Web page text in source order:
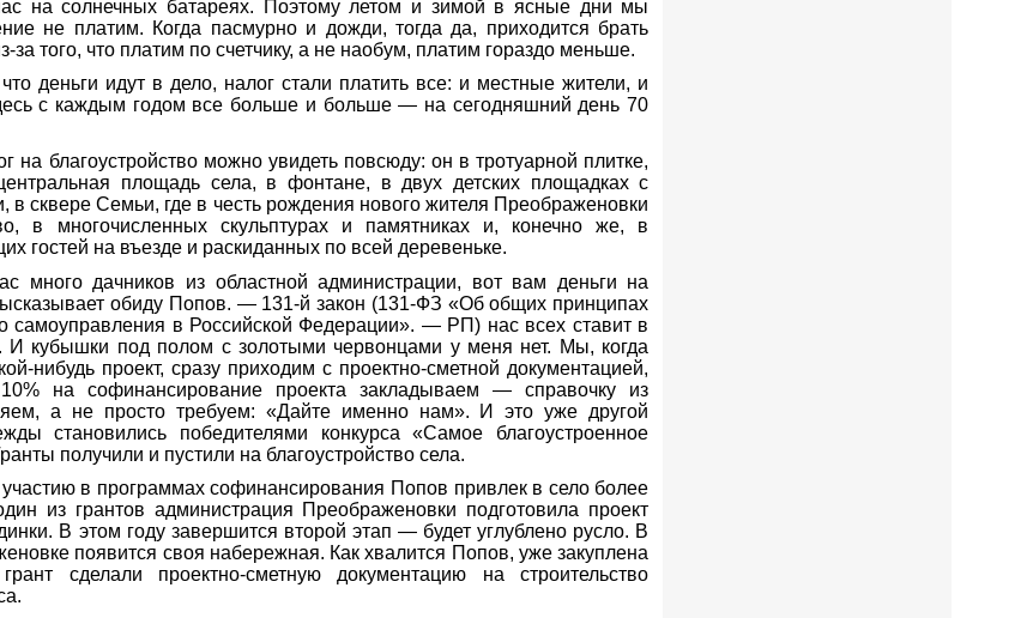
на солнечных батареях. Поэтому летом и зимой в ясные дни мы
не платим. Когда пасмурно и дожди, тогда да, приходится брать
за того, что платим по счетчику, а не наобум, платим гораздо меньше.
деньги идут в дело, налог стали платить все: и местные жители, и
с каждым годом все больше и больше — на сегодняшний день 70
на благоустройство можно увидеть повсюду: он в тротуарной плитке,
площадь села, в фонтане, в двух детских площадках с
в сквере Семьи, где в честь рождения нового жителя Преображеновки
в многочисленных скульптурах и памятниках и, конечно же, в
гостей на въезде и раскиданных по всей деревеньке.
много дачников из областной администрации, вот вам деньги на
обиду Попов. — 131-й закон (131-ФЗ «Об общих принципах
самоуправления в Российской Федерации». — РП) нас всех ставит в
И кубышки под полом с золотыми червонцами у меня нет. Мы, когда
нибудь проект, сразу приходим с проектно-сметной документацией,
10% на софинансирование проекта закладываем — справочку из
а не просто требуем: «Дайте именно нам». И это уже другой
становились победителями конкурса «Самое благоустроенное
получили и пустили на благоустройство села.
в программах софинансирования Попов привлек в село более
из грантов администрация Преображеновки подготовила проект
В этом году завершится второй этап — будет углублено русло. В
появится своя набережная. Как хвалится Попов, уже закуплена
сделали проектно-сметную документацию на строительство